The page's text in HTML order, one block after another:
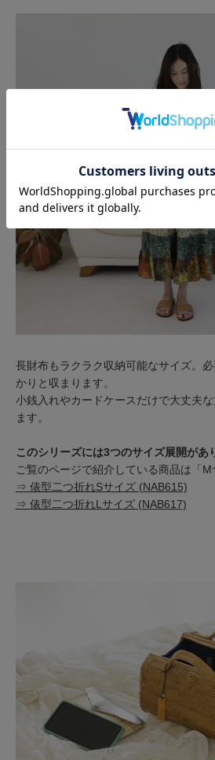
長財布もラクラク収納可能なサイズ。
かりと収まります。
小銭入れやカードケースだけで大丈夫
ます。
このシリーズには3つのサイズ展開があ
ご覧のページで紹介している商品は「M
⇒ 俵型二つ折れSサイズ (NAB615)
⇒ 俵型二つ折れLサイズ (NAB617)